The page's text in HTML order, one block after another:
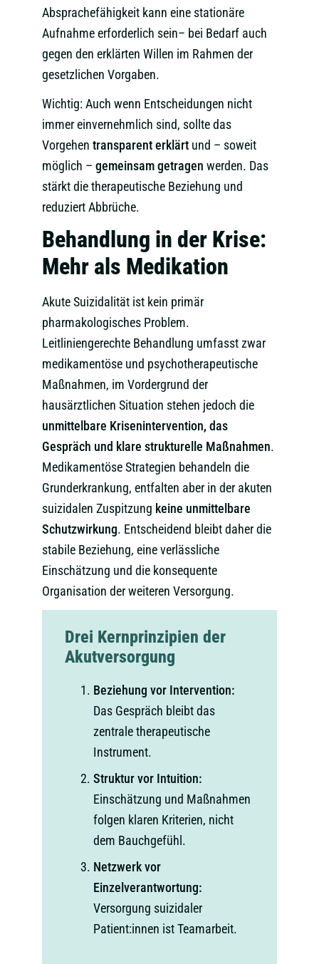
Absprachefähigkeit kann eine stationäre
Aufnahme erforderlich sein– bei Bedarf auch
gegen den erklärten Willen im Rahmen der
gesetzlichen Vorgaben.
Wichtig: Auch wenn Entscheidungen nicht
immer einvernehmlich sind, sollte das
Vorgehen transparent erklärtund – soweit
möglich – gemeinsam getragen werden. Das
stärkt die therapeutische Beziehung und
reduziert Abbrüche.
Behandlung in der Krise:
Mehr als Medikation
Akute Suizidalität ist kein primär
pharmakologisches Problem.
Leitliniengerechte Behandlung umfasst zwar
medikamentöse und psychotherapeutische
Maßnahmen, im Vordergrund der
hausärztlichen Situation stehen jedoch die
unmittelbare Krisenintervention, das
Gespräch und klare strukturelle Maßnahmen.
Medikamentöse Strategien behandeln die
Grunderkrankung, entfalten aber in der akuten
suizidalen Zuspitzung keine unmittelbare
Schutzwirkung. Entscheidend bleibt daher die
stabile Beziehung, eine verlässliche
Einschätzung und die konsequente
Organisation der weiteren Versorgung.
Drei Kernprinzipien der
Akutversorgung
Beziehung vor Intervention:
Das Gespräch bleibt das
zentrale therapeutische
Instrument.
Struktur vor Intuition:
Einschätzung und Maßnahmen
folgen klaren Kriterien, nicht
dem Bauchgefühl.
Netzwerk vor
Einzelverantwortung:
Versorgung suizidaler
Patient:innen ist Teamarbeit.